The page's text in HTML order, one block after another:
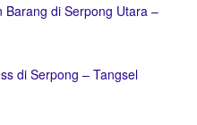
Barang di Serpong Utara –
di Serpong – Tangsel